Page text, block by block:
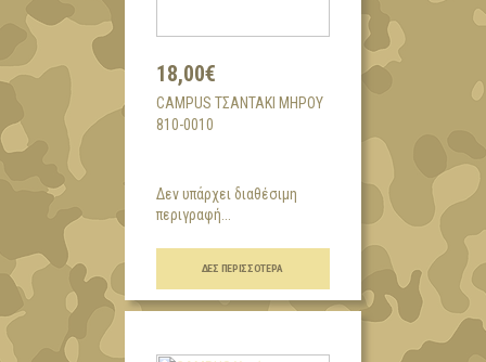
18,00€
CAMPUS ΤΣΑΝΤΆΚΙ ΜΗΡΟΎ
810-0010
Δεν υπάρχει διαθέσιμη
περιγραφή...
ΔΕΣ ΠΕΡΙΣΣΌΤΕΡΑ